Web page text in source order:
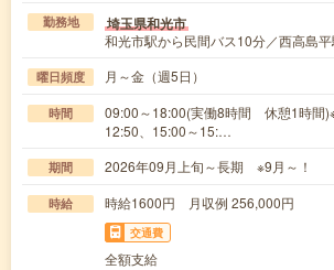
勤務地 埼玉県和光市
和光市駅から民間バス10分／西高島
曜日頻度 月～金（週5日）
時間
09:00～18:00(実働8時間 休憩1時間
12:50、15:00～15:…
期間 2026年09月上旬～長期 ※9月～！
時給 時給1600円 月収例 256,000円
交通費
全額支給